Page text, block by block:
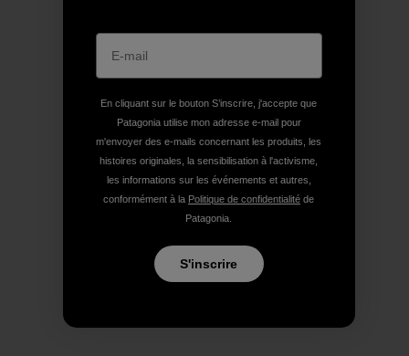
En cliquant sur le bouton S’inscrire, j'accepte que
Patagonia utilise mon adresse e-mail pour
m'envoyer des e-mails concernant les produits, les
histoires originales, la sensibilisation à l'activisme,
les informations sur les événements et autres,
conformément à la Politique de confidentialité de
Patagonia.
S'inscrire